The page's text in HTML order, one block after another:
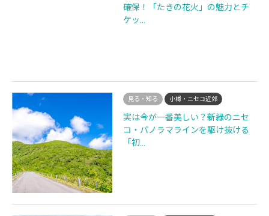
確保！「たきの花火」の魅力とチ
ケッ…
見る・知る 小樽・ニセコ近郊
実は今が一番美しい？新緑のニセ
コ・パノラマラインを駆け抜ける
「初…